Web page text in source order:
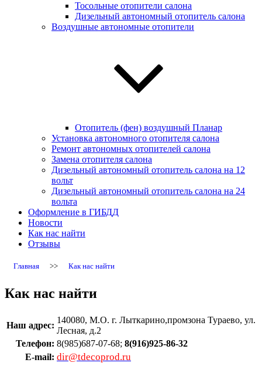
Тосольные отопители салона
Дизельный автономный отопитель салона
Воздушные автономные отопители
Отопитель (фен) воздушный Планар
Установка автономного отопителя салона
Ремонт автономных отопителей салона
Замена отопителя салона
Дизельный автономный отопитель салона на 12
вольт
Дизельный автономный отопитель салона на 24
вольта
Оформление в ГИБДД
Новости
Как нас найти
Отзывы
Главная >> Как нас найти
Как нас найти
Наш адрес:
140080, М.О. г. Лыткарино,промзона Тураево, ул.
Лесная, д.2
Телефон: 8(985)687-07-68; 8(916)925-86-32
E-mail: dir@tdecoprod.ru